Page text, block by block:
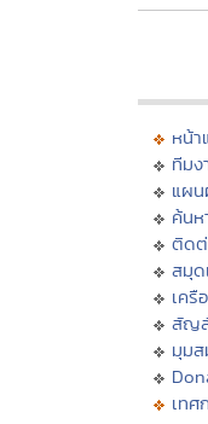
หน้า
ทีมง
แผน
ค้นห
ติดต่
สมุด
เครื
สัญ
มุมส
เทศ